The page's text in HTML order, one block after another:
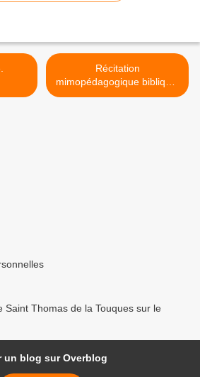
Récitation
mimopédagogique biblique.
>
Saint Thomas de la Touques sur le
un blog sur Overblog